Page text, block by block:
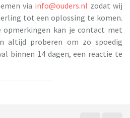
via info@ouders.nl zodat wij
tot een oplossing te komen.
opmerkingen kan je contact met
altijd proberen om zo spoedig
binnen 14 dagen, een reactie te